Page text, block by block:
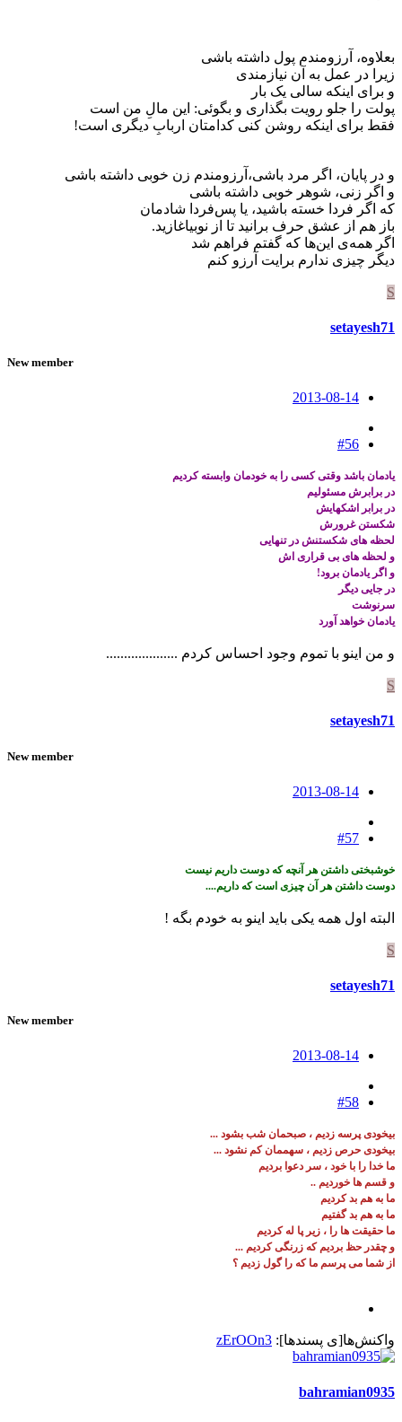
بعلاوه، آرزومندم پول داشته باشی
زیرا در عمل به آن نیازمندی
و برای اینکه سالی یک بار
پولت را جلو رویت بگذاری و بگوئی: این مالِ من است
فقط برای اینکه روشن کنی کدامتان اربابِ دیگری است!
و در پایان، اگر مرد باشی،آرزومندم زن خوبی داشته باشی
و اگر زنی، شوهر خوبی داشته باشی
که اگر فردا خسته باشید، یا پس‌فردا شادمان
باز هم از عشق حرف برانید تا از نوبیاغازید.
اگر همه‌ی این‌ها که گفتم فراهم شد
دیگر چیزی ندارم برایت آرزو کنم
S
setayesh71
New member
2013-08-14
#56
یادمان باشد وقتی کسی را به خودمان وابسته کردیم
در برابرش مسئولیم
در برابر اشکهایش
شکستن غرورش
لحظه های شکستنش در تنهایی
و لحظه های بی قراری اش
و اگر یادمان برود!
در جایی دیگر
سرنوشت
یادمان خواهد آورد
و من اینو با تموم وجود احساس کردم ....................
S
setayesh71
New member
2013-08-14
#57
خوشبختی داشتن هر آنچه که دوست داریم نیست
دوست داشتن هر آن چیزی است که داریم....
البته اول همه یکی باید اینو به خودم بگه !
S
setayesh71
New member
2013-08-14
#58
بیخودی پرسه زدیم ، صبحمان شب بشود ...
بیخودی حرص زدیم ، سهممان کم نشود ...
ما خدا را با خود ، سر دعوا بردیم
و قسم ها خوردیم ..
ما به هم بد کردیم
ما به هم بد گفتیم
ما حقیقت ها را ، زیر پا له کردیم
و چقدر حظ بردیم که زرنگی کردیم ...
از شما می پرسم ما که را گول زدیم ؟
واکنش‌ها[ی پسندها]: zErOOn3
bahramian0935